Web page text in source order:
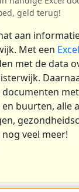
geld terug!
aan
Met een
met de data
buurten, alle
veel meer!